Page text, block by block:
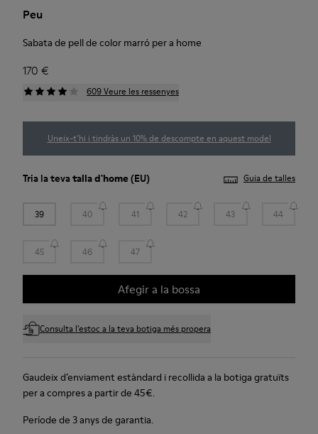
Peu
Sabata de pell de color marró per a home
170 €
609 Veure les ressenyes
Uneix-t’hi i tindràs un 10% de descompte en aquest model
Tria la tevatalla d'home (EU) Guia de talles
39 40 41 42 43 44
45 46 47
Afegir a la bossa
Consulta l’estoc a la teva botiga més propera
Gaudeix d’enviament estàndard i recollida a la botiga gratuïts
per a compres a partir de 45€.
Període de 3 anys de garantia.